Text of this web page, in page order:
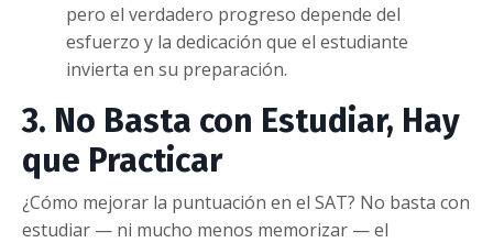
pero el verdadero progreso depende del
esfuerzo y la dedicación que el estudiante
invierta en su preparación.
3. No Basta con Estudiar, Hay
que Practicar
¿Cómo mejorar la puntuación en el SAT? No basta con
estudiar — ni mucho menos memorizar — el